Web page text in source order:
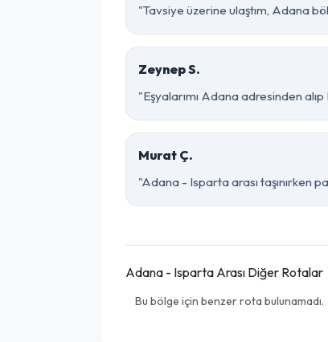
"Tavsiye üzerine ulaştım, Adana
Zeynep S.
"Eşyalarımı Adana adresinden
Murat Ç.
"Adana - Isparta arası taşınırken
Adana - Isparta Arası Diğer Rotalar
Bu bölge için benzer rota bulunamadı.